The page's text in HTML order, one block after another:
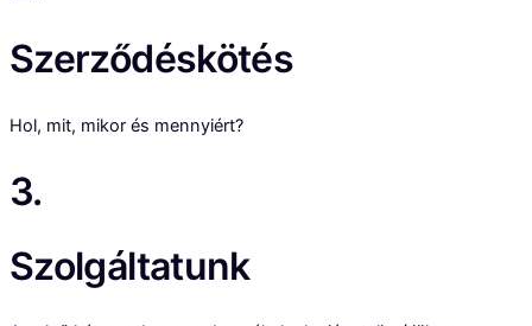
Szerződéskötés
Hol, mit, mikor és mennyiért?
3.
Szolgáltatunk